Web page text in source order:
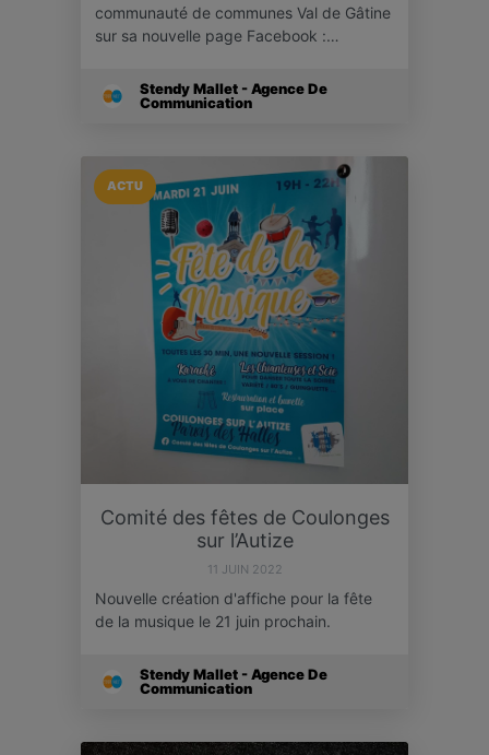
communauté de communes Val de Gâtine
sur sa nouvelle page Facebook :…
Stendy Mallet - Agence De
Communication
ACTU
Comité des fêtes de Coulonges
sur l’Autize
11 JUIN 2022
Nouvelle création d'affiche pour la fête
de la musique le 21 juin prochain.
Stendy Mallet - Agence De
Communication